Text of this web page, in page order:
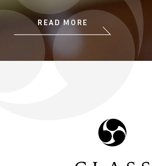
READ MORE